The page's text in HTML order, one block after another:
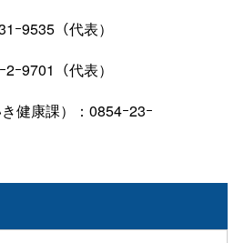
ｰ9535（代表）
ｰ9701（代表）
健康課）：0854ｰ23ｰ